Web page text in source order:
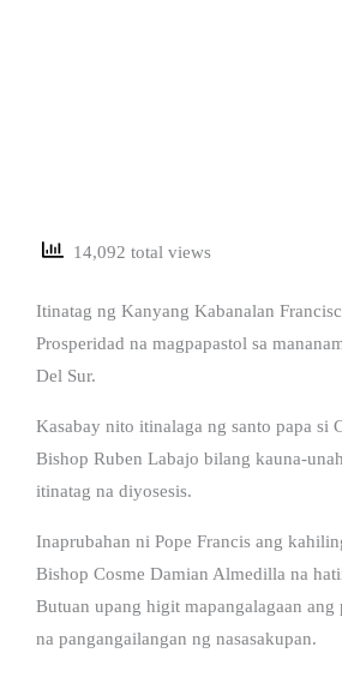
14,092 total views
Itinatag ng Kanyang Kabanalan
Prosperidad na magpapastol sa
Del Sur.
Kasabay nito itinalaga ng santo papa si
Bishop Ruben Labajo bilang kauna-
itinatag na diyosesis.
Inaprubahan ni Pope Francis ang
Bishop Cosme Damian Almedilla na
Butuan upang higit mapangalagaan ang
na pangangailangan ng nasasakupan.